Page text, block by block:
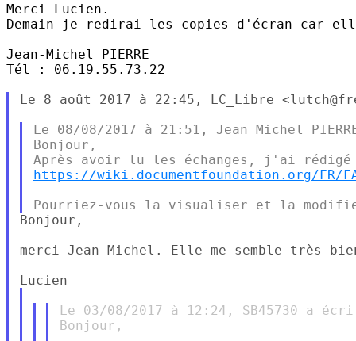
Merci Lucien.
Demain je redirai les copies d'écran car
Jean-Michel PIERRE
Tél : 06.19.55.73.22
Le 8 août 2017 à 22:45, LC_Libre
Le 08/08/2017 à 21:51, Jean Michel
Bonjour,
https://wiki.documentfoundation.org/FR/
Bonjour,
merci Jean-Michel. Elle me semble très
Le 03/08/2017 à 12:24, SB45730 a
Bonjour,